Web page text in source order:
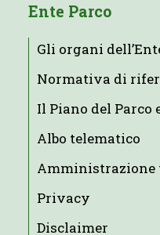
Ente Parco
Gli organi
Normativa di
Il Piano del Parco
Albo telematico
Amministrazione
Privacy
Disclaimer